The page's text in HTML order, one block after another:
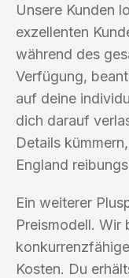
Unsere Kunden
exzellenten
während des
Verfügung,
auf deine
dich darauf
Details
England
Ein weiterer
Preismodell. Wir
Kosten. Du